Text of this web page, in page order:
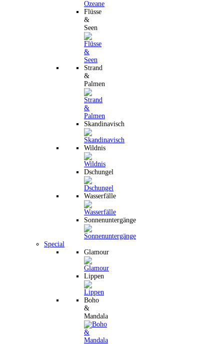
Flüsse
&
Seen
Strand
&
Palmen
Skandinavisch
Wildnis
Dschungel
Wasserfälle
Sonnenuntergänge
Special
Glamour
Lippen
Boho
&
Mandala